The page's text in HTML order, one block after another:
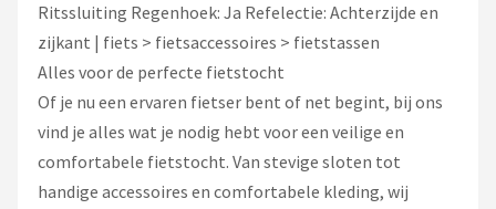
Ritssluiting Regenhoek: Ja Refelectie: Achterzijde en
zijkant | fiets > fietsaccessoires > fietstassen
Alles voor de perfecte fietstocht
Of je nu een ervaren fietser bent of net begint, bij ons
vind je alles wat je nodig hebt voor een veilige en
comfortabele fietstocht. Van stevige sloten tot
handige accessoires en comfortabele kleding, wij